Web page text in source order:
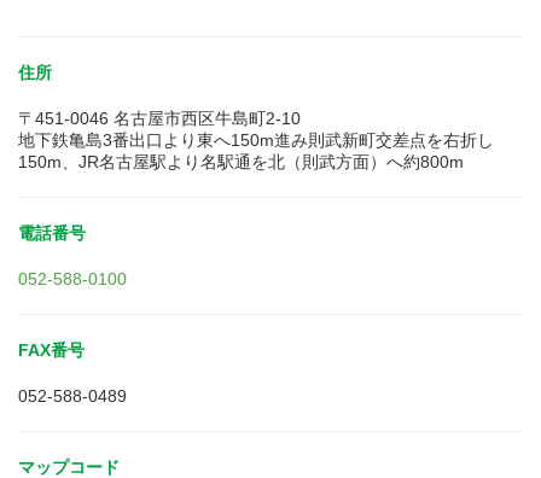
住所
〒451-0046 名古屋市西区牛島町2-10
地下鉄亀島3番出口より東へ150m進み則武新町交差点を右折し
150m、JR名古屋駅より名駅通を北（則武方面）へ約800m
電話番号
052-588-0100
FAX番号
052-588-0489
マップコード